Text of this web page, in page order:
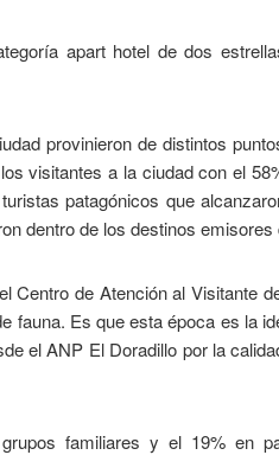
apart hotel de dos
provinieron de distintos
visitantes a la ciudad con el
patagónicos que
dentro de los destinos emisores
Centro de Atención al Visitante
fauna. Es que esta época es la
el ANP El Doradillo por la
familiares y el 19% en